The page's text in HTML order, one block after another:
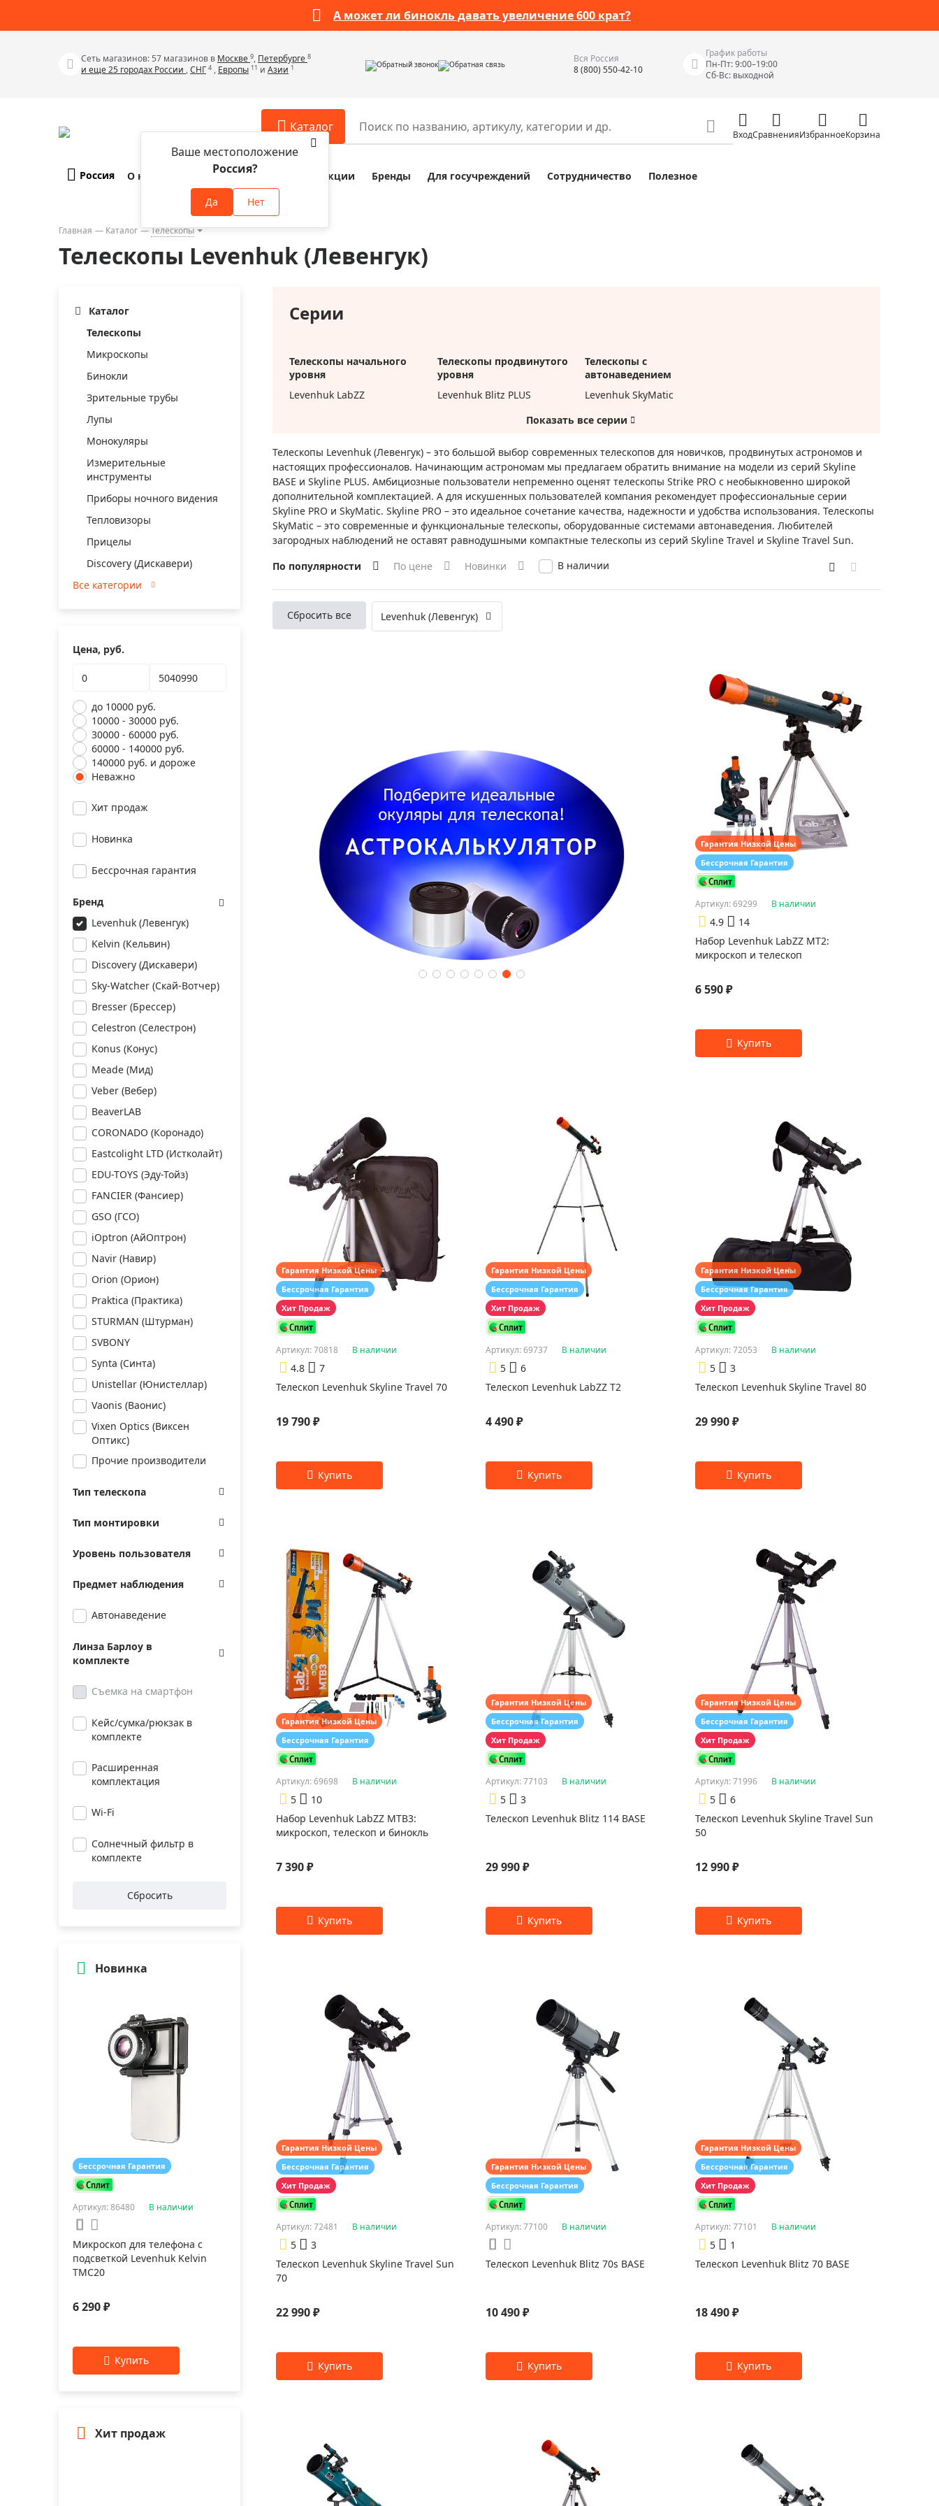
А может ли бинокль давать увеличение 600 крат?
Сеть магазинов: 57 магазинов в Москве 9, Петербурге 8
и еще 25 городах России ,СНГ 4 , Европы 11 и Азии 1 Обратный звонок Обратная связь
Вся Россия
8 (800) 550-42-10
График работы
Пн-Пт: 9:00–19:00
Сб-Вс: выходной
Каталог
Телескопы
Бинокли
Зрительные трубы
Монокуляры
Приборы ночного видения
Тепловизоры
Метеостанции, барометры, часы
Discovery (Дискавери)
Оптика для детей Levenhuk LabZZ
Подарки
Хиты продаж
Акции
Аксессуары для микроскопов
Аксессуары для зрительных труб
Аксессуары для приборов ночного
Распродажа
Распродажа оптики по специальным
ценам
Разное
Штативы
Средства для очистки оптики
Трихинеллоскопы
Карты, постеры, литература
Фонари
Элементы питания, карты памяти
Фотоловушки
Экшн-камеры
Измерительные инструменты
Термометры кулинарные (термощупы)
Видеоэндоскопы
Курвиметры
Тестеры качества воды
Нивелиры оптические
Теодолиты
ВходСравненияИзбранноеКорзина
Россия
Ваше местоположение
Россия?
Да Нет
О компании Оплата и доставка Акции Бренды Для госучреждений Сотрудничество Полезное
Главная Каталог Телескопы
Телескопы Levenhuk (Левенгук)
Каталог
Телескопы
Микроскопы
Бинокли
Зрительные трубы
Лупы
Монокуляры
Измерительные
инструменты
Приборы ночного видения
Тепловизоры
Прицелы
Discovery (Дискавери)
Все категории
Цена, руб.
до 10000 руб.
10000 - 30000 руб.
30000 - 60000 руб.
60000 - 140000 руб.
140000 руб. и дороже
Неважно
Хит продаж
Новинка
Бессрочная гарантия
Бренд
Levenhuk (Левенгук)
Kelvin (Кельвин)
Discovery (Дискавери)
Sky-Watcher (Скай-Вотчер)
Bresser (Брессер)
Celestron (Селестрон)
Konus (Конус)
Meade (Мид)
Veber (Вебер)
BeaverLAB
CORONADO (Коронадо)
Eastcolight LTD (Истколайт)
EDU-TOYS (Эду-Тойз)
FANCIER (Фансиер)
GSO (ГСО)
iOptron (АйОптрон)
Navir (Навир)
Orion (Орион)
Praktica (Практика)
STURMAN (Штурман)
SVBONY
Synta (Синта)
Unistellar (Юнистеллар)
Vaonis (Ваонис)
Vixen Optics (Виксен
Оптикс)
Прочие производители
Тип телескопа
Тип монтировки
Уровень пользователя
Предмет наблюдения
Автонаведение
Линза Барлоу в
комплекте
Съемка на смартфон
Кейс/сумка/рюкзак в
комплекте
Расширенная
комплектация
Wi-Fi
Солнечный фильтр в
комплекте
Сбросить
Новинка
Бессрочная Гарантия
Артикул: 86480 В наличии
Микроскоп для телефона с
подсветкой Levenhuk Kelvin
TMC20
6 290 ₽
Хит продаж
Серии
Телескопы начального
уровня
Levenhuk LabZZ
Levenhuk Skyline Travel
Sun
Levenhuk Skyline BASE
Levenhuk New Skyline BASE
Телескопы продвинутого
уровня
Levenhuk Blitz PLUS
Levenhuk Skyline PLUS
Levenhuk New Skyline PLUS
Levenhuk New Skyline PRO
Levenhuk Ra
Levenhuk LZOS
Телескопы с
автонаведением
Levenhuk SkyMatic
Телескопы Levenhuk (Левенгук) – это большой выбор современных телескопов для новичков, продвинутых астрономов и
настоящих профессионалов. Начинающим астрономам мы предлагаем обратить внимание на модели из серий Skyline
BASE и Skyline PLUS. Амбициозные пользователи непременно оценят телескопы Strike PRO с необыкновенно широкой
дополнительной комплектацией. А для искушенных пользователей компания рекомендует профессиональные серии
Skyline PRO и SkyMatic. Skyline PRO – это идеальное сочетание качества, надежности и удобства использования. Телескопы
SkyMatic – это современные и функциональные телескопы, оборудованные системами автонаведения. Любителей
загородных наблюдений не оставят равнодушными компактные телескопы из серий Skyline Travel и Skyline Travel Sun.
По популярности
По цене Новинки В наличии
Сбросить все Levenhuk (Левенгук)
Гарантия Низкой Цены
Бессрочная Гарантия
Артикул: 69299 В наличии
4.9
14
Набор Levenhuk LabZZ MT2:
микроскоп и телескоп
6 590 ₽
Гарантия Низкой Цены
Бессрочная Гарантия
Хит Продаж
Артикул: 70818 В наличии
4.8
7
Телескоп Levenhuk Skyline Travel 70
19 790 ₽
Гарантия Низкой Цены
Бессрочная Гарантия
Хит Продаж
Артикул: 69737 В наличии
5
6
Телескоп Levenhuk LabZZ T2
4 490 ₽
Гарантия Низкой Цены
Бессрочная Гарантия
Хит Продаж
Артикул: 72053 В наличии
5
3
Телескоп Levenhuk Skyline Travel 80
29 990 ₽
Гарантия Низкой Цены
Бессрочная Гарантия
Артикул: 69698 В наличии
5
10
Набор Levenhuk LabZZ MTВ3:
микроскоп, телескоп и бинокль
7 390 ₽
Гарантия Низкой Цены
Бессрочная Гарантия
Хит Продаж
Артикул: 77103 В наличии
5
3
Телескоп Levenhuk Blitz 114 BASE
29 990 ₽
Гарантия Низкой Цены
Бессрочная Гарантия
Хит Продаж
Артикул: 71996 В наличии
5
6
Телескоп Levenhuk Skyline Travel Sun
50
12 990 ₽
Гарантия Низкой Цены
Бессрочная Гарантия
Хит Продаж
Артикул: 72481 В наличии
5
3
Телескоп Levenhuk Skyline Travel Sun
70
22 990 ₽
Гарантия Низкой Цены
Бессрочная Гарантия
Артикул: 77100 В наличии
Телескоп Levenhuk Blitz 70s BASE
10 490 ₽
Гарантия Низкой Цены
Бессрочная Гарантия
Хит Продаж
Артикул: 77101 В наличии
5
1
Телескоп Levenhuk Blitz 70 BASE
18 490 ₽